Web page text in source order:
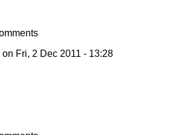
on Fri, 2 Dec 2011 - 13:28